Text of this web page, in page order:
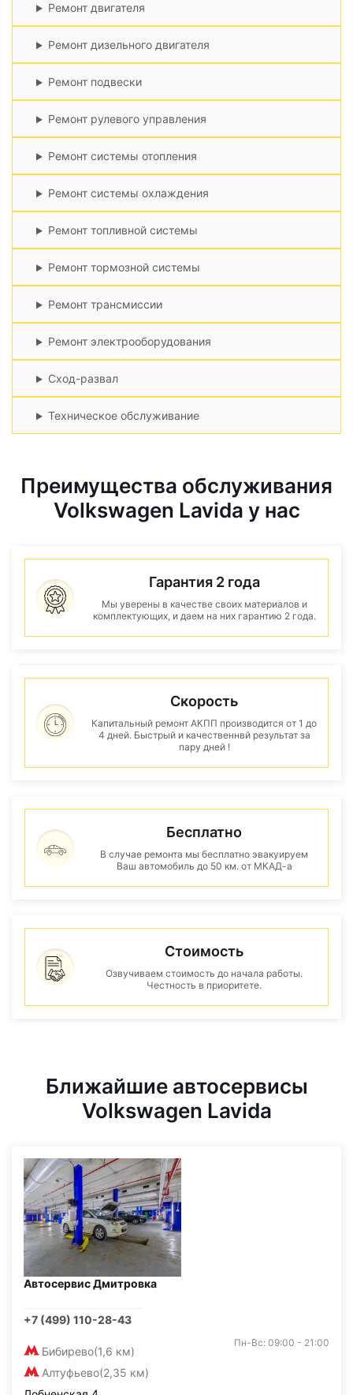
Ремонт двигателя
Ремонт дизельного двигателя
Ремонт подвески
Ремонт рулевого управления
Ремонт системы отопления
Ремонт системы охлаждения
Ремонт топливной системы
Ремонт тормозной системы
Ремонт трансмиссии
Ремонт электрооборудования
Сход-развал
Техническое обслуживание
Преимущества обслуживания
Volkswagen Lavida у нас
Гарантия 2 года
Мы уверены в качестве своих материалов и
комплектующих, и даем на них гарантию 2 года.
Скорость
Капитальный ремонт АКПП производится от 1 до
4 дней. Быстрый и качественнвй результат за
пару дней !
Бесплатно
В случае ремонта мы бесплатно эвакуируем
Ваш автомобиль до 50 км. от МКАД-а
Стоимость
Озвучиваем стоимость до начала работы.
Честность в приоритете.
Ближайшие автосервисы
Volkswagen Lavida
Автосервис Дмитровка
+7 (499) 110-28-43
Бибирево(1,6 км)
Алтуфьево(2,35 км)
Пн-Вс: 09:00 - 21:00